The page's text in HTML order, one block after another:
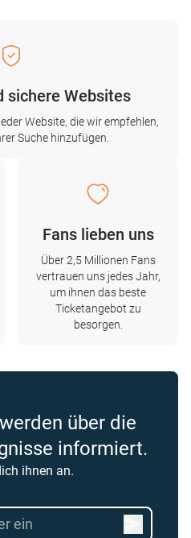
sichere Websites
Website, die wir empfehlen,
Suche hinzufügen.
Fans lieben uns
Über 2,5 Millionen Fans
vertrauen uns jedes Jahr,
um ihnen das beste
Ticketangebot zu
besorgen.
über die
informiert.
ihnen an.